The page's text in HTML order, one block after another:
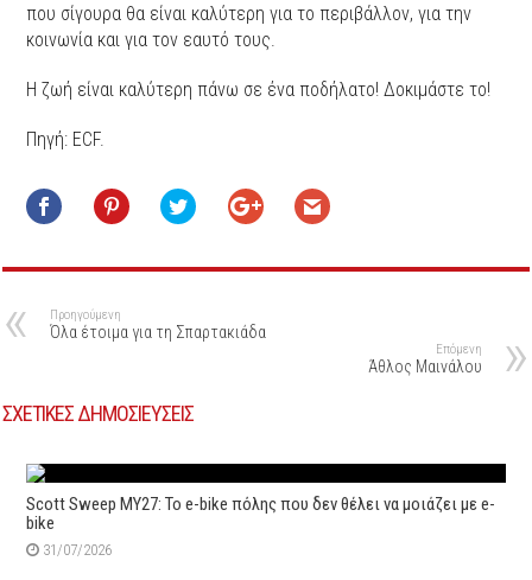
που σίγουρα θα είναι καλύτερη για το περιβάλλον, για την
κοινωνία και για τον εαυτό τους.
Η ζωή είναι καλύτερη πάνω σε ένα ποδήλατο! Δοκιμάστε το!
Πηγή: ECF.
Προηγούμενη
Όλα έτοιμα για τη Σπαρτακιάδα
Επόμενη
Άθλος Μαινάλου
ΣΧΕΤΙΚΕΣ ΔΗΜΟΣΙΕΥΣΕΙΣ
Scott Sweep MY27: Το e-bike πόλης που δεν θέλει να μοιάζει με e-
bike
31/07/2026